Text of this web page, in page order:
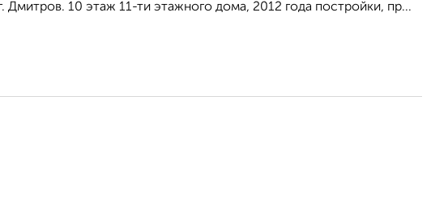
10 этаж 11-ти этажного дома, 2012 года постройки, пр...